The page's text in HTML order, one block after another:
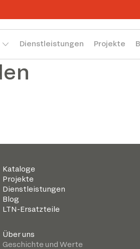
Dienstleistungen Projekte
Kataloge
Projekte
Dienstleistungen
Blog
LTN-Ersatzteile
Über uns
Geschichte und Werte